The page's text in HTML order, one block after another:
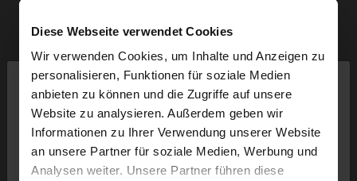
Diese Webseite verwendet Cookies
Wir verwenden Cookies, um Inhalte und Anzeigen zu
personalisieren, Funktionen für soziale Medien
anbieten zu können und die Zugriffe auf unsere
Website zu analysieren. Außerdem geben wir
Informationen zu Ihrer Verwendung unserer Website
an unsere Partner für soziale Medien, Werbung und
Analysen weiter. Unsere Partner führen diese
hallo
Sie greifen von Austria auf die Website zu.
Möchten Sie unsere United States Website